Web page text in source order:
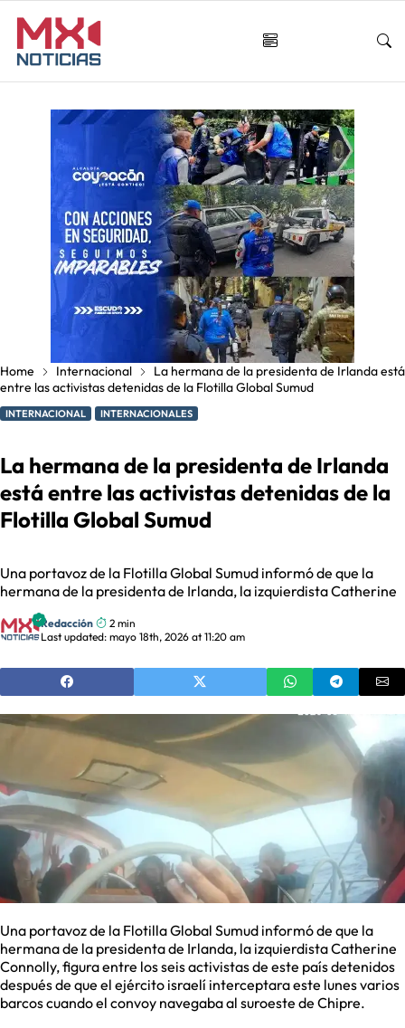
Home Internacional
La hermana de la presidenta de Irlanda está
entre las activistas detenidas de la Flotilla Global Sumud
INTERNACIONAL INTERNACIONALES
La hermana de la presidenta de Irlanda
está entre las activistas detenidas de la
Flotilla Global Sumud
Una portavoz de la Flotilla Global Sumud informó de que la
hermana de la presidenta de Irlanda, la izquierdista Catherine
Redacción
2 min
Last updated: mayo 18th, 2026 at 11:20 am
Una portavoz de la Flotilla Global Sumud informó de que la
hermana de la presidenta de Irlanda, la izquierdista Catherine
Connolly, figura entre los seis activistas de este país detenidos
después de que el ejército israelí interceptara este lunes varios
barcos cuando el convoy navegaba al suroeste de Chipre.